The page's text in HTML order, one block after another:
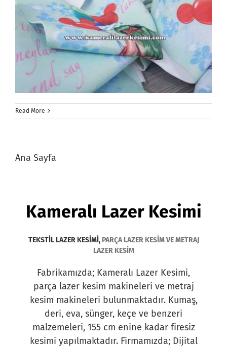
Read More
Ana Sayfa
Kameralı Lazer Kesimi
TEKSTİL LAZER KESİMİ,PARÇA LAZER KESİM VE METRAJ
LAZER KESİM
Fabrikamızda; Kameralı Lazer Kesimi,
parça lazer kesim makineleri ve metraj
kesim makineleri bulunmaktadır. Kumaş,
deri, eva, sünger, keçe ve benzeri
malzemeleri, 155 cm enine kadar firesiz
kesimi yapılmaktadır. Firmamızda; Dijital